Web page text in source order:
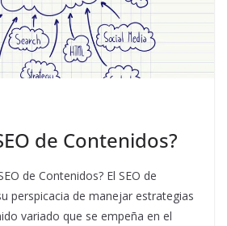
de Contenidos?
de Contenidos? El SEO de
perspicacia de manejar estrategias
variado que se empeña en el